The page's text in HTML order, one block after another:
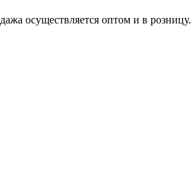
осуществляется оптом и в розницу.